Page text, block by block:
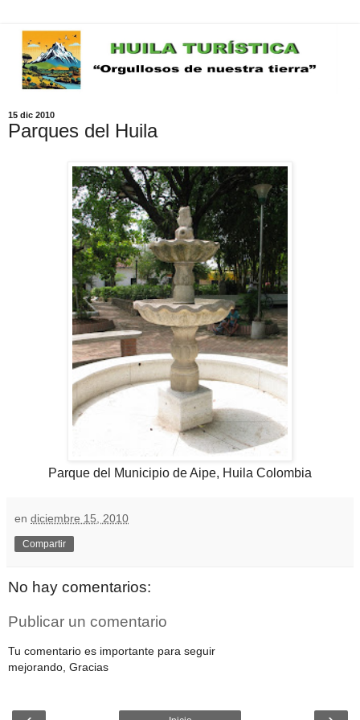
15 dic 2010
Parques del Huila
Parque del Municipio de Aipe, Huila Colombia
en diciembre 15, 2010
Compartir
No hay comentarios:
Publicar un comentario
Tu comentario es importante para seguir
mejorando, Gracias